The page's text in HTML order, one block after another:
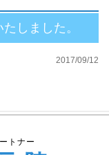
しました。
2017/09/12
トナー